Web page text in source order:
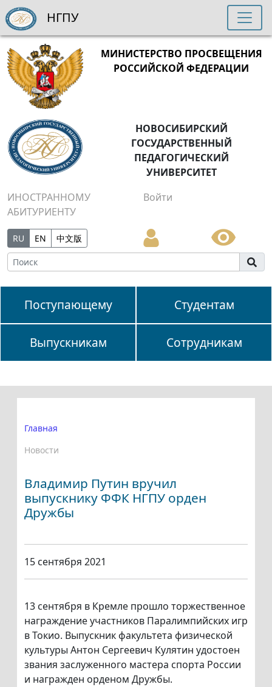
МИНИСТЕРСТВО ПРОСВЕЩЕНИЯ
РОССИЙСКОЙ ФЕДЕРАЦИИ
НОВОСИБИРСКИЙ
ГОСУДАРСТВЕННЫЙ
ПЕДАГОГИЧЕСКИЙ
УНИВЕРСИТЕТ
ИНОСТРАННОМУ
АБИТУРИЕНТУ
Войти
RU EN 中文版
Поступающему Студентам
Выпускникам Сотрудникам
НГПУ
Главная
Новости
Владимир Путин вручил
выпускнику ФФК НГПУ орден
Дружбы
15 сентября 2021
13 сентября в Кремле прошло торжественное
награждение участников Паралимпийских игр
в Токио. Выпускник факультета физической
культуры Антон Сергеевич Кулятин удостоен
звания заслуженного мастера спорта России
и награжден орденом Дружбы.